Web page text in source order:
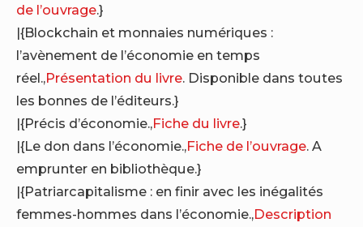
de l’ouvrage.}
|{Blockchain et monnaies numériques :
l’avènement de l’économie en temps
réel.,Présentation du livre. Disponible dans toutes
les bonnes de l’éditeurs.}
|{Précis d’économie.,Fiche du livre.}
|{Le don dans l’économie.,Fiche de l’ouvrage. A
emprunter en bibliothèque.}
|{Patriarcapitalisme : en finir avec les inégalités
femmes-hommes dans l’économie.,Description